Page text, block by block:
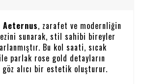
Aeternus, zarafet ve modernliğin
sunarak, stil sahibi bireyler
Bu kol saati, sıcak
parlak rose gold detayların
alıcı bir estetik oluşturur.